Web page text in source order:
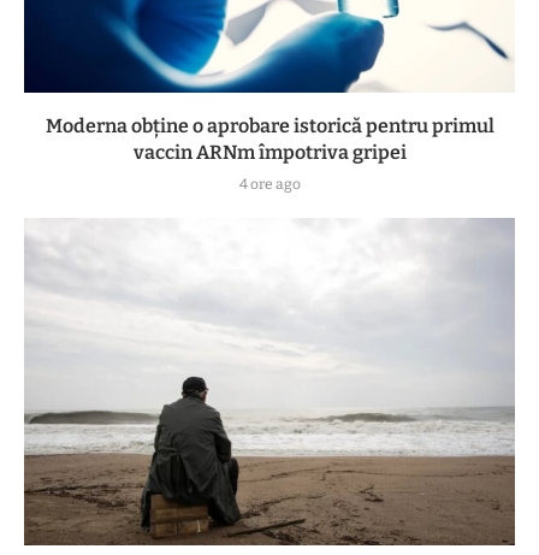
Moderna obține o aprobare istorică pentru primul
vaccin ARNm împotriva gripei
4 ore ago